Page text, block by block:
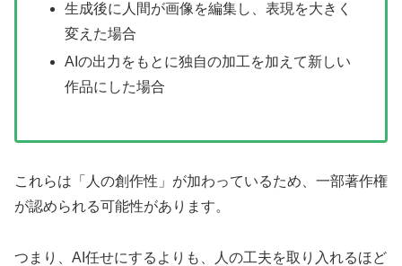
生成後に人間が画像を編集し、表現を大きく
変えた場合
AIの出力をもとに独自の加工を加えて新しい
作品にした場合
これらは「人の創作性」が加わっているため、一部著作権
が認められる可能性があります。
つまり、AI任せにするよりも、人の工夫を取り入れるほど